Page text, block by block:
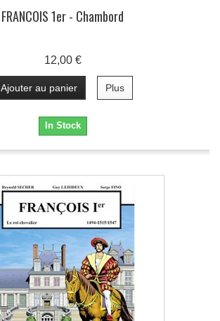
FRANCOIS 1er - Chambord
12,00 €
Ajouter au panier Plus
In Stock